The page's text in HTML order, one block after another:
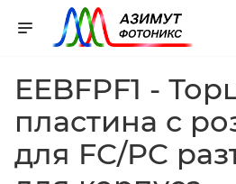
EEBFPF1 -
пластина с
для FC/PC